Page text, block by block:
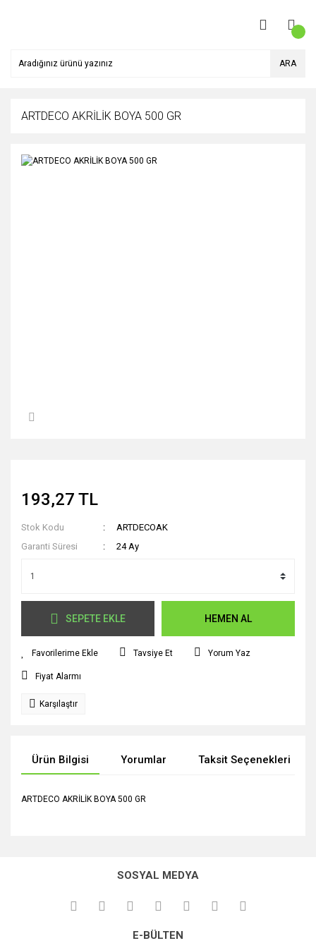
ARA
ARTDECO AKRİLİK BOYA 500 GR
193,27 TL
Stok Kodu
ARTDECOAK
Garanti Süresi
24 Ay
SEPETE EKLE HEMEN AL
Tavsiye Et Yorum Yaz
Fiyat Alarmı
Karşılaştır
Ürün Bilgisi Yorumlar Taksit Seçenekleri
ARTDECO AKRİLİK BOYA 500 GR
kullanarak tarafımıza iletebilirsiniz.
Görüş ve önerileriniz için teşekkür ederiz.
Ürün açıklamasında eksik bilgiler bulunuyor.
SOSYAL MEDYA
E-BÜLTEN